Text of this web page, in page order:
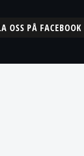
OSS PÅ FACEBOOK